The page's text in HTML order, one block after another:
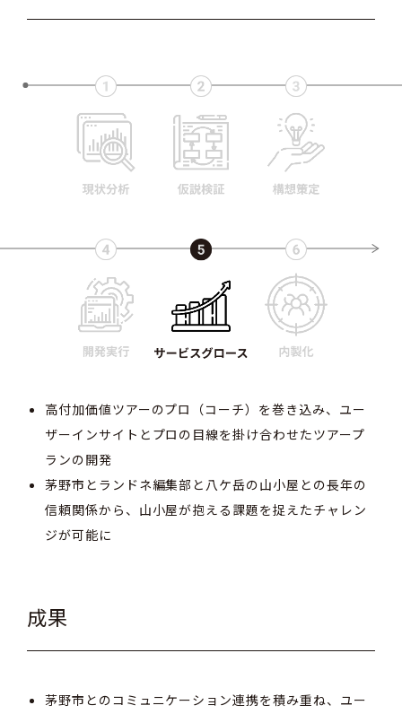
高付加価値ツアーのプロ（コーチ）を巻き込み、ユー
ザーインサイトとプロの目線を掛け合わせたツアープ
ランの開発
茅野市とランドネ編集部と八ケ岳の山小屋との長年の
信頼関係から、山小屋が抱える課題を捉えたチャレン
ジが可能に
成果
茅野市とのコミュニケーション連携を積み重ね、ユー